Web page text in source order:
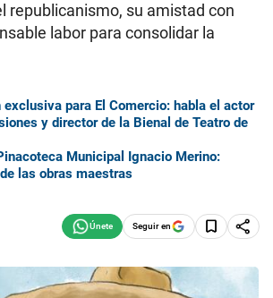
republicanismo, su amistad con
labor para consolidar la
exclusiva para El Comercio: habla el actor
y director de la Bienal de Teatro de
Municipal Ignacio Merino:
las obras maestras
Seguir en